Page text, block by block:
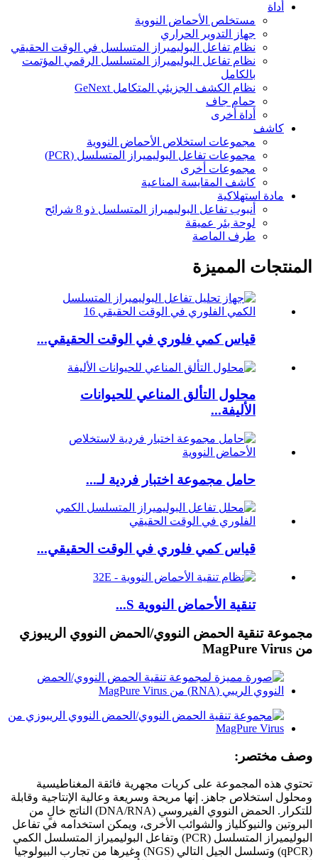
أداة
مستخلص الأحماض النووية
جهاز التدوير الحراري
نظام تفاعل البوليميراز المتسلسل في الوقت الحقيقي
نظام تفاعل البوليميراز المتسلسل الرقمي المؤتمت
بالكامل
نظام الكشف الجزيئي المتكامل GeNext
حمام جاف
أداة أخرى
كاشف
مجموعات استخلاص الأحماض النووية
مجموعات تفاعل البوليميراز المتسلسل (PCR)
مجموعات أخرى
كاشف المقايسة المناعية
مادة استهلاكية
أنبوب تفاعل البوليميراز المتسلسل ذو 8 شرائح
لوحة بئر عميقة
طرف الماصة
المنتجات المميزة
قياس كمي فلوري في الوقت الحقيقي...
محلول التألق المناعي للحيوانات
الأليفة...
حامل مجموعة اختبار فردية لـ...
قياس كمي فلوري في الوقت الحقيقي...
تنقية الأحماض النووية S...
مجموعة تنقية الحمض النووي/الحمض النووي الريبوزي
من MagPure Virus
وصف مختصر:
تحتوي هذه المجموعة على كريات مجهرية فائقة المغناطيسية
ومحلول استخلاص جاهز. إنها مريحة وسريعة وعالية الإنتاجية وقابلة
للتكرار. الحمض النووي الفيروسي (DNA/RNA) الناتج خالٍ من
البروتين والنيوكلياز والشوائب الأخرى، ويمكن استخدامه في تفاعل
البوليميراز المتسلسل (PCR) وتفاعل البوليميراز المتسلسل الكمي
(qPCR) وتسلسل الجيل التالي (NGS) وغيرها من تجارب البيولوجيا